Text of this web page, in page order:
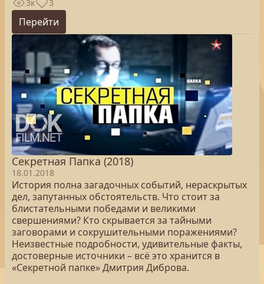
3к 3
Перейти
Секретная Папка (2018)
18.01.2018
История полна загадочных событий, нераскрытых
дел, запутанных обстоятельств. Что стоит за
блистательными победами и великими
свершениями? Кто скрывается за тайными
заговорами и сокрушительными поражениями?
Неизвестные подробности, удивительные факты,
достоверные источники – всё это хранится в
«Секретной папке» Дмитрия Диброва.